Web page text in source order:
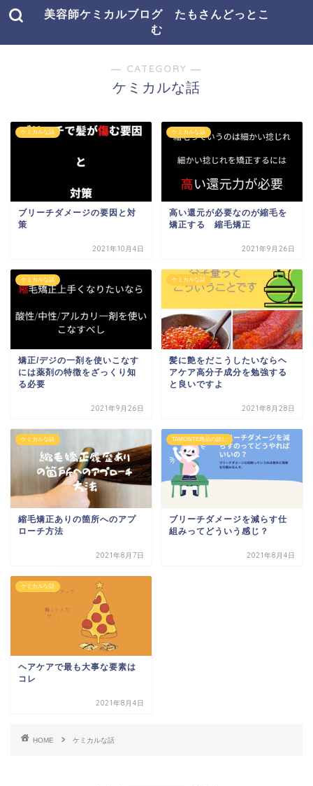
美容師ケミカルブログ たもさんどっとこ
む
― CATEGORY ―
ケミカルな話
ケミカルな話
ブリーチダメージの要因と対
策
2021年10月4日
ケミカルな話
高い還元が必要なのが縮毛を
矯正する 縮毛矯正
2021年9月26日
ケミカルな話
矯正/デジの一剤を使いこなす
には薬剤の特徴をざっくり知
る必要
2021年9月26日
ケミカルな話
髪に艶をだこうしたいならヘ
アケア高分子成分を勉強する
と良いですよ
2021年8月28日
ケミカルな話
縮毛矯正ありの箇所へのアプ
ローチ方法
2021年8月7日
TAMOSITE商品の話し
ブリーチダメージを減らす仕
組みってどういう感じ？
2021年8月4日
ケミカルな話
ヘアケアで最も大事な要素は
コレ
2021年8月4日
HOME ケミカルな話